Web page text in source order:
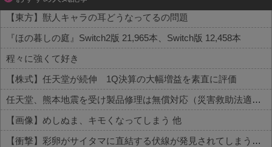
【東方】獣人キャラの耳どうなってるの問題
『ほの暮しの庭』Switch2版 21,965本、Switch版 12,458本
程々に強くて好き
【株式】任天堂が続伸 1Q決算の大幅増益を素直に評価
任天堂、熊本地震を受け製品修理は無償対応（災害救助法適用地域）
【画像】めしぬま、キモくなってしまう 他
【衝撃】彩卵がサイタマに直結する伏線が発見されてしまうｗｗｗ 他